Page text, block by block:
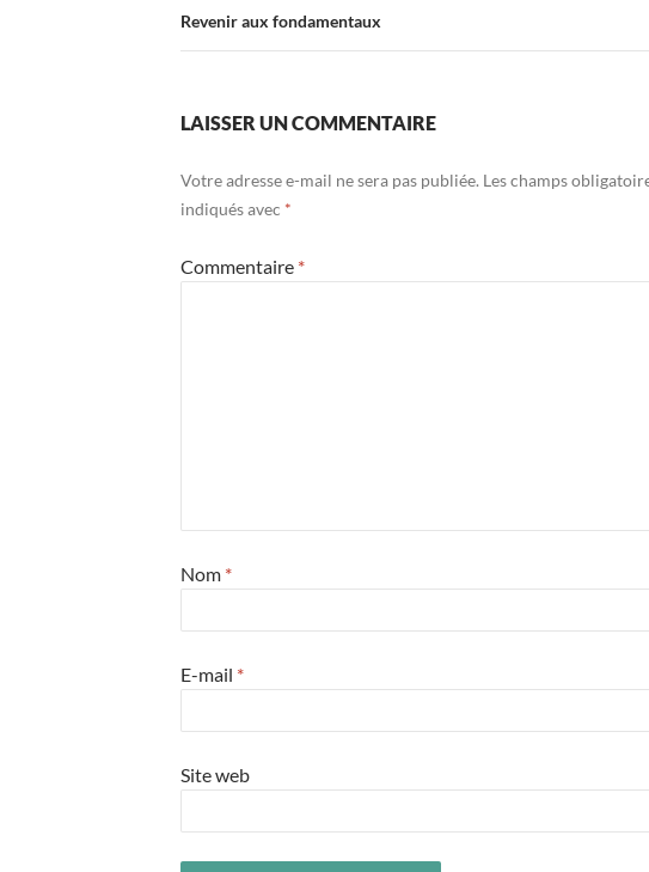
articles
Revenir aux fondamentaux
LAISSER UN COMMENTAIRE
Votre adresse e-mail ne sera pas publiée. Les champs
indiqués avec *
Commentaire *
Nom *
E-mail *
Site web